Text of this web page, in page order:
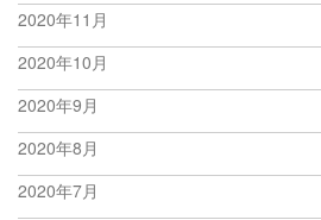
2020年11月
2020年10月
2020年9月
2020年8月
2020年7月